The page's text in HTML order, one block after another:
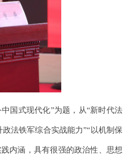
国式现代化”为题，从“新时代法
法铁军综合实战能力”“以机制保
内涵，具有很强的政治性、思想